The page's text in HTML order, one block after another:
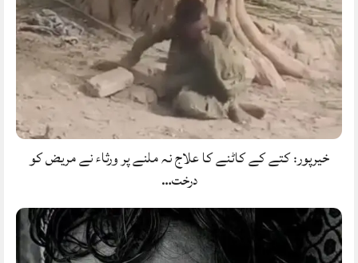
خیرپور: کتے کے کاٹنے کا علاج نہ ملنے پر ورثاء نے مریض کو
درخت…